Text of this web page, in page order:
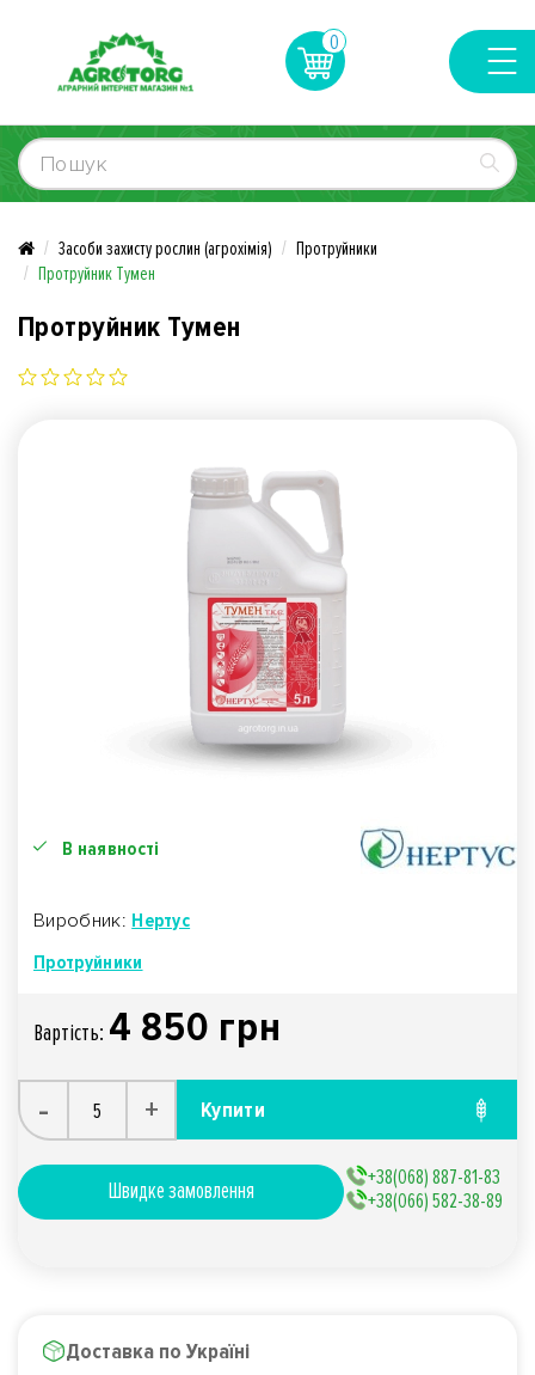
0
Засоби захисту рослин (агрохімія)
Протруйники
Протруйник Тумен
Протруйник Тумен
В наявності
Виробник: Нертус
Протруйники
Вартiсть: 4 850 грн
- + Купити
Швидке замовлення
+38(068) 887-81-83
+38(066) 582-38-89
Доставка по Україні